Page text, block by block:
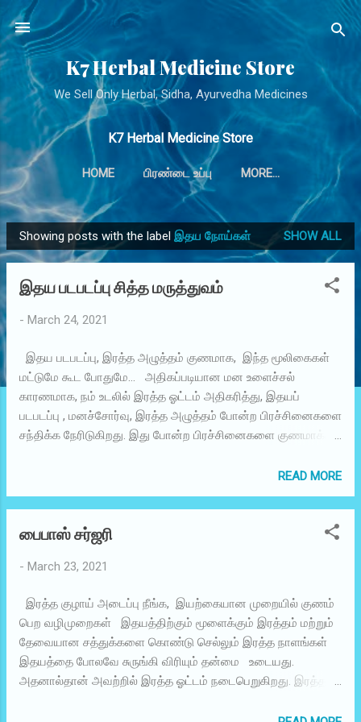
Skip to main content
K7 Herbal Medicine Store
We Sell Only Herbal, Sidha, Ayurvedha Medicines
K7 Herbal Medicine Store
HOME பிரண்டை உப்பு MORE…
P
o
Showing posts with the label இதய நோய்கள் SHOW ALL
இதய படபடப்பு சித்த மருத்துவம்
- March 24, 2021
இதய படபடப்பு, இரத்த அழுத்தம் குணமாக, இந்த மூலிகைகள்
மட்டுமே கூட போதுமே… அதிகப்படியான மன உளைச்சல்
காரணமாக, நம் உடலில் இரத்த ஓட்டம் அதிகரித்து, இதயப்
படபடப்பு , மனச்சோர்வு, இரத்த அழுத்தம் போன்ற பிரச்சினைகளை
சந்திக்க நேரிடுகிறது. இது போன்ற பிரச்சினைகளை குணமாக்க,
வெண்தாமரை மலர் செந்தாமரை மற்றும் வெண்தாமரை என்று
மருத்துவத்திற்கு உகந்தது வெண்தாமரை. இந்த வெண்தாமரை
மலர்களின் இதழ்களை நிழலில் காய வைத்துப் பொடியாக்கி,
சாப்பிட்டு வந்தால், இதய நோய் மற்றும் இரத்த அழுத்த
மலர்களின் இதழை வெண்தாமரை மலர்களைப் போல காலையில்
சாப்பிட்டு வந்தால், இதய நோய் பாதிப்புகள் ஏற்படாமல் தடுக்கலாம்.
வெங்காயம் வெங்காயத்தில் பலவகை உண்டு. அதில் சிறிய
வெங்காயம் அதிக மருத்துவ குணங்களை கொண்டது. எனவே
தினமும் காலையில் சிறிய வெங்காயத்தை வெறும் வயிற்றில் சா...
READ MORE
பைபாஸ் சர்ஜரி
- March 23, 2021
இரத்த குழாய் அடைப்பு நீங்க, இயற்கையான முறையில் குணம்
பெற வழிமுறைகள் இதயத்திற்கும் மூளைக்கும் இரத்தம் மற்றும்
தேவையான சத்துக்களை கொண்டு செல்லும் இரத்த நாளங்கள்
இதயத்தை போலவே சுருங்கி விரியும் தன்மை உடையது.
அதனால்தான் அவற்றில் இரத்த ஓட்டம் நடைபெறுகிறது. இரத்தக்